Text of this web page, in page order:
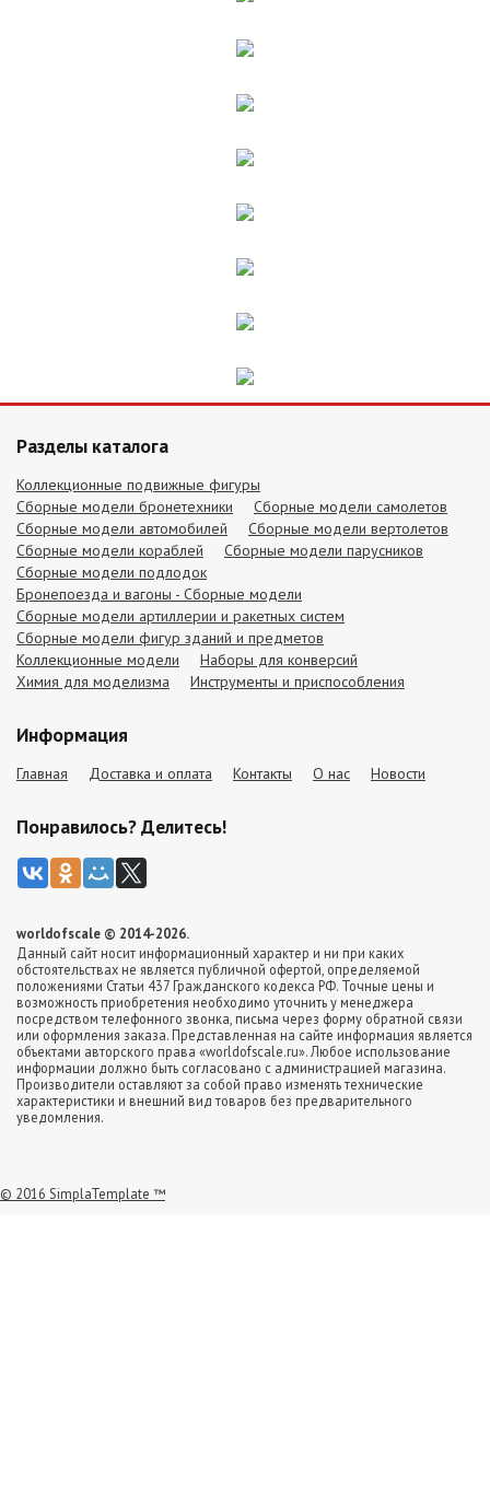
Разделы каталога
Коллекционные подвижные фигуры
Сборные модели бронетехники
Сборные модели самолетов
Сборные модели автомобилей
Сборные модели вертолетов
Сборные модели кораблей
Сборные модели парусников
Сборные модели подлодок
Бронепоезда и вагоны - Сборные модели
Сборные модели артиллерии и ракетных систем
Сборные модели фигур зданий и предметов
Коллекционные модели
Наборы для конверсий
Химия для моделизма
Инструменты и приспособления
Информация
Главная Доставка и оплата Контакты О нас Новости
Понравилось? Делитесь!
worldofscale © 2014-2026.
Данный сайт носит информационный характер и ни при каких
обстоятельствах не является публичной офертой, определяемой
положениями Статьи 437 Гражданского кодекса РФ. Точные цены и
возможность приобретения необходимо уточнить у менеджера
посредством телефонного звонка, письма через форму обратной связи
или оформления заказа. Представленная на сайте информация является
объектами авторского права «worldofscale.ru». Любое использование
информации должно быть согласовано с администрацией магазина.
Производители оставляют за собой право изменять технические
характеристики и внешний вид товаров без предварительного
уведомления.
© 2016 SimplaTemplate ™